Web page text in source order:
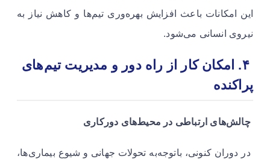
این امکانات باعث افزایش بهره‌وری تیم‌ها و کاهش نیاز به
نیروی انسانی می‌شود.
۴. امکان کار از راه دور و مدیریت تیم‌های
پراکنده
چالش‌های ارتباطی در محیط‌های دورکاری
در دوران کنونی، باتوجه‌به تحولات جهانی و شیوع بیماری‌ها،